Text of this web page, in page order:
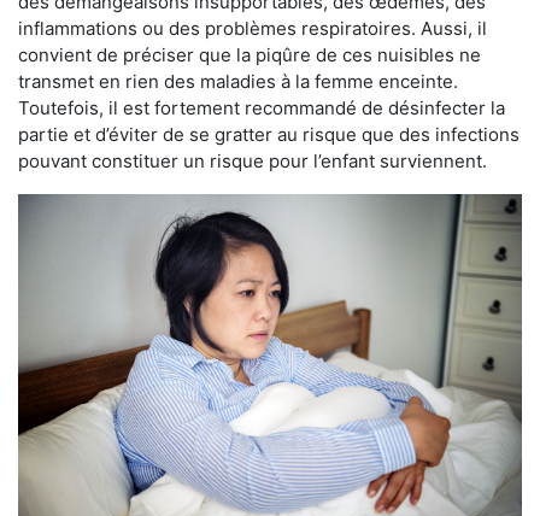
inflammations ou des problèmes respiratoires. Aussi, il
convient de préciser que la piqûre de ces nuisibles ne
transmet en rien des maladies à la femme enceinte.
Toutefois, il est fortement recommandé de désinfecter la
partie et d’éviter de se gratter au risque que des infections
pouvant constituer un risque pour l’enfant surviennent.